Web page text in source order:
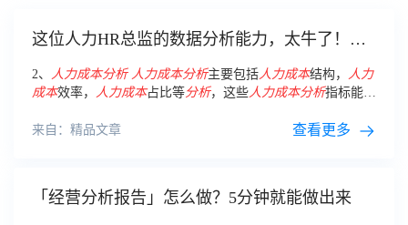
这位人力HR总监的数据分析能力，太牛了！大
多数人根本没有
2、 人力成本分析 人力成本分析主要包括人力成本结构， 人力
成本效率， 人力成本占比等分析，这些人力成本分析指标能够
键的一部分。
来自：精品文章 查看更多
「经营分析报告」怎么做？5分钟就能做出来